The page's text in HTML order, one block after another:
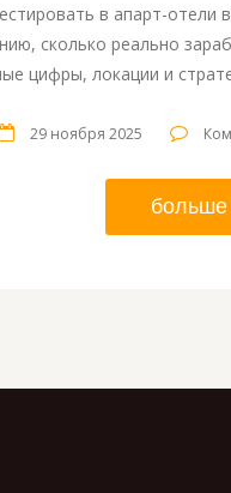
в апарт-отели
сколько реально
цифры, локации и
29 ноября 2025
больше